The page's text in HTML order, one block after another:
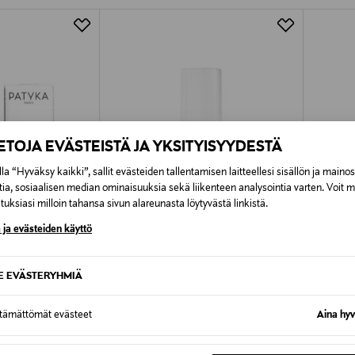
EVÄSTEISTÄ JA YKSITYISYYDESTÄ
“Hyväksy kaikki”, sallit evästeiden tallentamisen laitteellesi sisällön ja
sosiaalisen median ominaisuuksia sekä liikenteen analysointia varten. Voit
milloin tahansa sivun alareunasta löytyvästä linkistä.
ja evästeiden käyttö
EVÄSTERYHMIÄ
evästeet Aina
Alk. 6,90 €, kun toimitus on
Booster Serum -
30 ml
Pro-
seerumi
Original